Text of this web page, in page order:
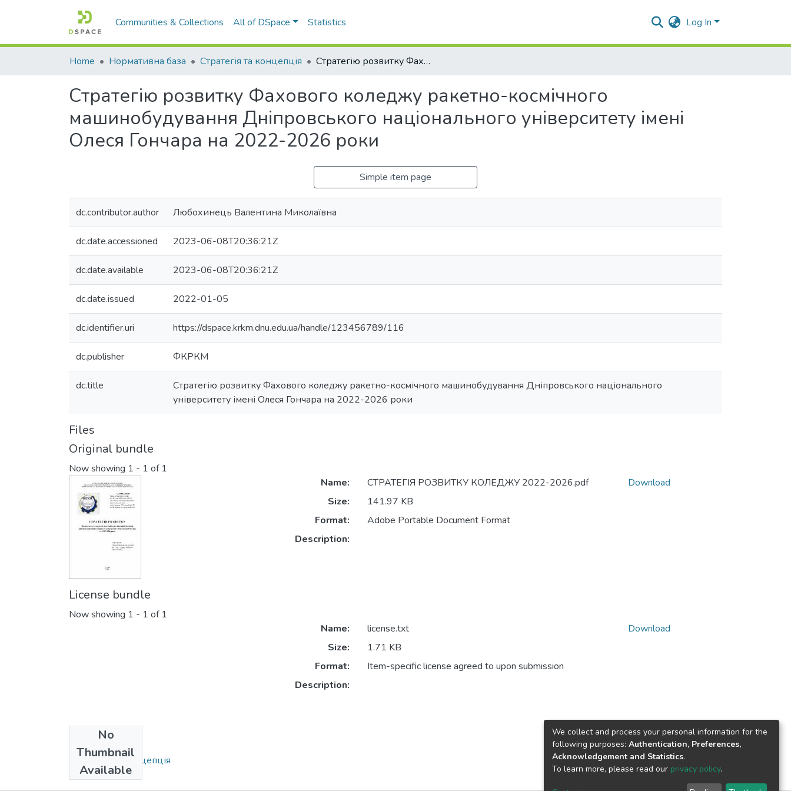
Communities & Collections All of DSpace Statistics Log In
Home Нормативна база Стратегія та концепція Стратегію розвитку Фахового коледжу ракетно-космічного машинобудування Дніпровського національного університету імені Олеся Гончара на 2022-2026 роки
Стратегію розвитку Фахового коледжу ракетно-космічного
машинобудування Дніпровського національного університету імені
Олеся Гончара на 2022-2026 роки
Simple item page
dc.contributor.author Любохинець Валентина Миколаївна
dc.date.accessioned 2023-06-08T20:36:21Z
dc.date.available 2023-06-08T20:36:21Z
dc.date.issued 2022-01-05
dc.identifier.uri https://dspace.krkm.dnu.edu.ua/handle/123456789/116
dc.publisher ФКРКМ
dc.title
Стратегію розвитку Фахового коледжу ракетно-космічного машинобудування Дніпровського національного
університету імені Олеся Гончара на 2022-2026 роки
Files
Original bundle
Now showing 1 - 1 of 1
Name:
СТРАТЕГІЯ РОЗВИТКУ КОЛЕДЖУ 2022-2026.pdf
Size:
141.97 KB
Format:
Adobe Portable Document Format
Description:
Download
License bundle
Now showing 1 - 1 of 1
No
Thumbnail
Available
Name:
license.txt
Size:
1.71 KB
Format:
Item-specific license agreed to upon submission
Description:
Download
Collections
Стратегія та концепція
We collect and process your personal information for the
following purposes: Authentication, Preferences,
Acknowledgement and Statistics.
To learn more, please read our privacy policy.